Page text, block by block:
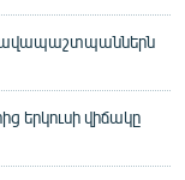
երկուսի վիճակը